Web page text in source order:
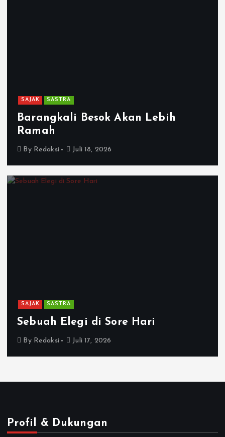
SAJAK SASTRA
Barangkali Besok Akan Lebih
Ramah
By Redaksi Juli 18, 2026
SAJAK SASTRA
Sebuah Elegi di Sore Hari
By Redaksi Juli 17, 2026
Profil & Dukungan